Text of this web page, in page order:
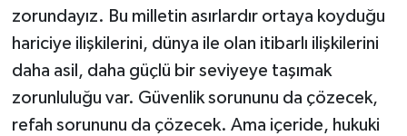
zorundayız. Bu milletin asırlardır ortaya koyduğu
hariciye ilişkilerini, dünya ile olan itibarlı ilişkilerini
daha asil, daha güçlü bir seviyeye taşımak
zorunluluğu var. Güvenlik sorununu da çözecek,
refah sorununu da çözecek. Ama içeride, hukuki